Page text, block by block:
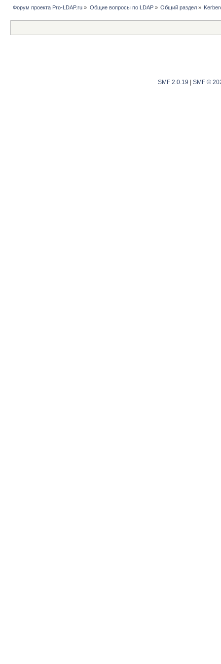
Форум проекта Pro-LDAP.ru » Общие вопросы по LDAP» Общий раздел»
SMF 2.0.19 SMF ©